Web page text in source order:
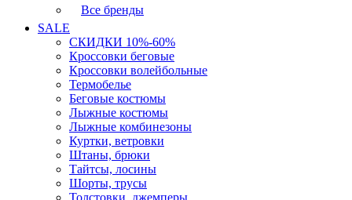
Все бренды
SALE
СКИДКИ 10%-60%
Кроссовки беговые
Кроссовки волейбольные
Термобелье
Беговые костюмы
Лыжные костюмы
Лыжные комбинезоны
Куртки, ветровки
Штаны, брюки
Тайтсы, лосины
Шорты, трусы
Толстовки, джемперы